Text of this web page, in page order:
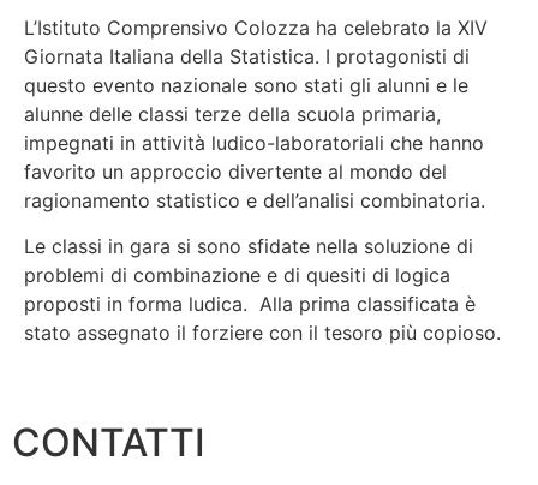
L’Istituto Comprensivo Colozza ha celebrato la XIV
Giornata Italiana della Statistica. I protagonisti di
questo evento nazionale sono stati gli alunni e le
alunne delle classi terze della scuola primaria,
impegnati in attività ludico-laboratoriali che hanno
favorito un approccio divertente al mondo del
ragionamento statistico e dell’analisi combinatoria.
Le classi in gara si sono sfidate nella soluzione di
problemi di combinazione e di quesiti di logica
proposti in forma ludica. Alla prima classificata è
stato assegnato il forziere con il tesoro più copioso.
CONTATTI